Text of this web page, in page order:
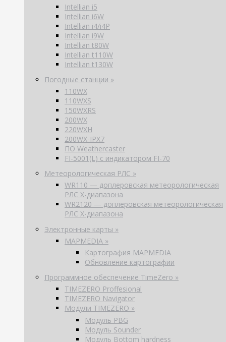
Intellian i5
Intellian i6W
Intellian i4/i4P
Intellian i9W
Intellian t80W
Intellian t110W
Intellian t130W
Погодные станции »
110WX
110WXS
150WXRS
200WX
220WXH
200WX-IPX7
ПО Weathercaster
FI-5001(L) с индикатором FI-70
Метеорологическая РЛС »
WR110 — доплеровская метеорологическая
РЛС X-диапазона
WR2120 — доплеровская метеорологическая
РЛС X-диапазона
Электронные карты »
MAPMEDIA »
Картография MAPMEDIA
Обновление картографии
Программное обеспечение TimeZero »
TIMEZERO Proffesional
TIMEZERO Navigator
Модули TIMEZERO »
Модуль PBG
Модуль Sounder
Модуль Bottom hardness